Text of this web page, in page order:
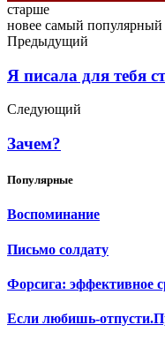
старше
новее самый популярный
Предыдущий
Я писала для тебя
Следующий
Зачем?
Популярные
Воспоминание
Письмо солдату
Форсига: эффективное
Если любишь-